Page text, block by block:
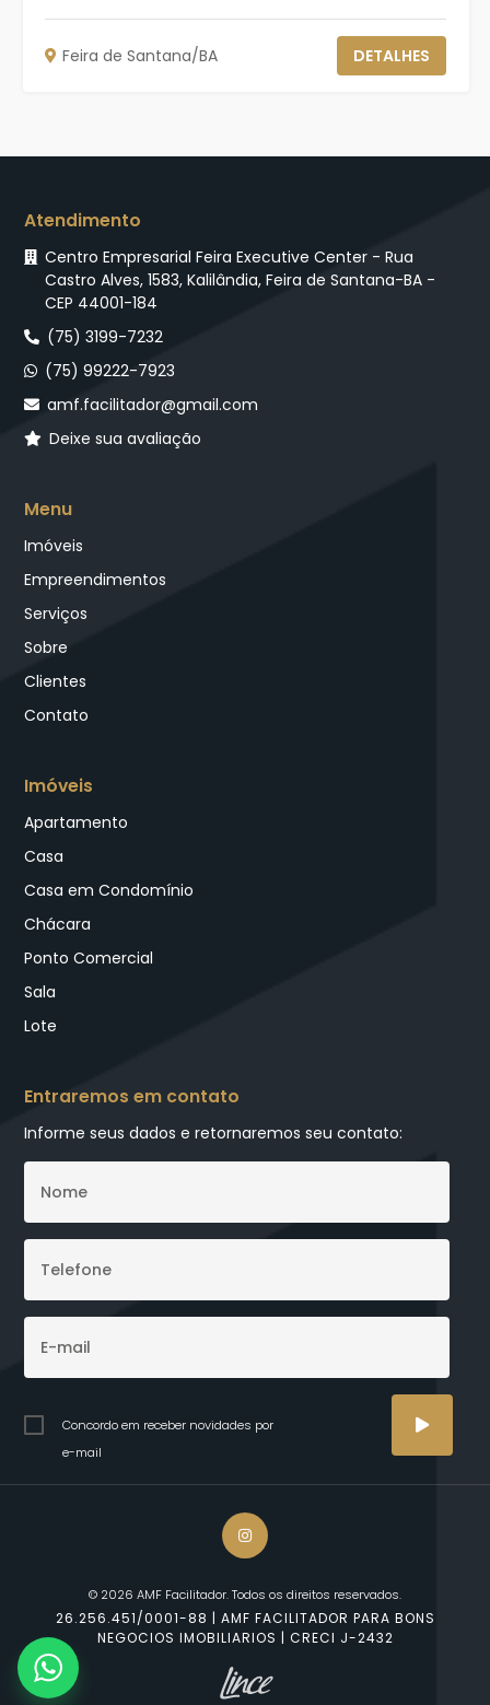
Feira de Santana/BA DETALHES
Atendimento
Centro Empresarial Feira Executive Center - Rua
Castro Alves, 1583, Kalilândia, Feira de Santana-BA -
CEP 44001-184
(75) 3199-7232
(75) 99222-7923
amf.facilitador@gmail.com
Deixe sua avaliação
Menu
Imóveis
Empreendimentos
Serviços
Sobre
Clientes
Contato
Imóveis
Apartamento
Casa
Casa em Condomínio
Chácara
Ponto Comercial
Sala
Lote
Entraremos em contato
Informe seus dados e retornaremos seu contato:
Concordo em receber novidades por
e-mail
© 2026 AMF Facilitador. Todos os direitos reservados.
26.256.451/0001-88 | AMF FACILITADOR PARA BONS
NEGOCIOS IMOBILIARIOS | CRECI J-2432